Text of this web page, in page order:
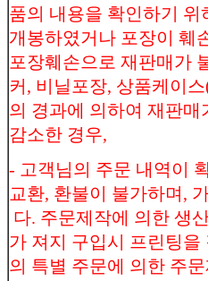
품의 내용을 확인하기
개봉하였거나 포장이 훼
포장훼손으로 재판매가
커, 비닐포장, 상품케이
의 경과에 의하여 재판
감소한 경우,
- 고객님의 주문 내역이
교환, 환불이 불가하며,
다. 주문제작에 의한 생
가 져지 구입시 프린팅
의 특별 주문에 의한 주